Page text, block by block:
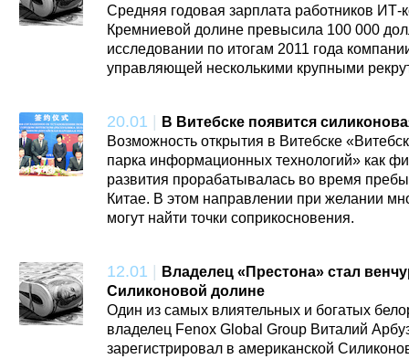
Средняя годовая зарплата работников ИТ-
Кремниевой долине превысила 100 000
исследовании по итогам 2011 года
управляющей несколькими крупными
20.01
В Витебске появится
Возможность открытия в Витебске
парка информационных технологий» как
развития прорабатывалась во время
Китае. В этом направлении при желании
могут найти точки соприкосновения.
12.01
Владелец «Престона» стал
Силиконовой долине
Один из самых влиятельных и богатых
владелец Fenox Global Group Виталий
зарегистрировал в американской